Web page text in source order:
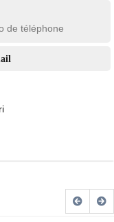
de téléphone